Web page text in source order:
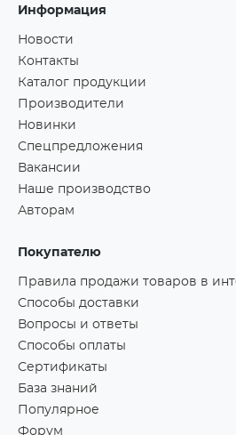
Информация
Новости
Контакты
Каталог продукции
Производители
Новинки
Спецпредложения
Вакансии
Наше производство
Авторам
Покупателю
Правила продажи товаров в
Способы доставки
Вопросы и ответы
Способы оплаты
Сертификаты
База знаний
Популярное
Форум